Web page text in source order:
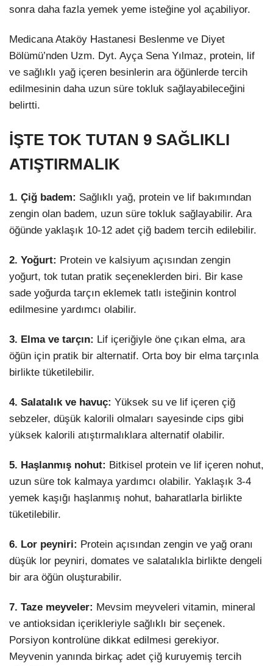
sonra daha fazla yemek yeme isteğine yol açabiliyor.
Medicana Ataköy Hastanesi Beslenme ve Diyet
Bölümü’nden Uzm. Dyt. Ayça Sena Yılmaz, protein, lif
ve sağlıklı yağ içeren besinlerin ara öğünlerde tercih
edilmesinin daha uzun süre tokluk sağlayabileceğini
belirtti.
İŞTE TOK TUTAN 9 SAĞLIKLI
ATIŞTIRMALIK
1. Çiğ badem: Sağlıklı yağ, protein ve lif bakımından
zengin olan badem, uzun süre tokluk sağlayabilir. Ara
öğünde yaklaşık 10-12 adet çiğ badem tercih edilebilir.
2. Yoğurt: Protein ve kalsiyum açısından zengin
yoğurt, tok tutan pratik seçeneklerden biri. Bir kase
sade yoğurda tarçın eklemek tatlı isteğinin kontrol
edilmesine yardımcı olabilir.
3. Elma ve tarçın: Lif içeriğiyle öne çıkan elma, ara
öğün için pratik bir alternatif. Orta boy bir elma tarçınla
birlikte tüketilebilir.
4. Salatalık ve havuç: Yüksek su ve lif içeren çiğ
sebzeler, düşük kalorili olmaları sayesinde cips gibi
yüksek kalorili atıştırmalıklara alternatif olabilir.
5. Haşlanmış nohut: Bitkisel protein ve lif içeren nohut,
uzun süre tok kalmaya yardımcı olabilir. Yaklaşık 3-4
yemek kaşığı haşlanmış nohut, baharatlarla birlikte
tüketilebilir.
6. Lor peyniri: Protein açısından zengin ve yağ oranı
düşük lor peyniri, domates ve salatalıkla birlikte dengeli
bir ara öğün oluşturabilir.
7. Taze meyveler: Mevsim meyveleri vitamin, mineral
ve antioksidan içerikleriyle sağlıklı bir seçenek.
Porsiyon kontrolüne dikkat edilmesi gerekiyor.
Meyvenin yanında birkaç adet çiğ kuruyemiş tercih